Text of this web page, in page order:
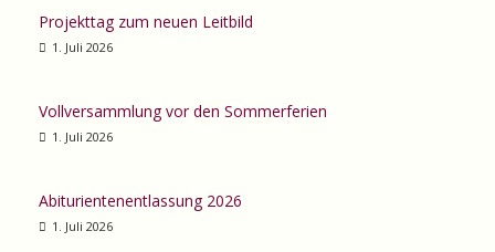
Projekttag zum neuen Leitbild
1. Juli 2026
Vollversammlung vor den Sommerferien
1. Juli 2026
Abiturientenentlassung 2026
1. Juli 2026